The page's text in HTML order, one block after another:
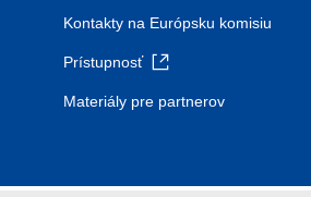
Kontakty na Európsku komisiu
Prístupnosť
Materiály pre partnerov